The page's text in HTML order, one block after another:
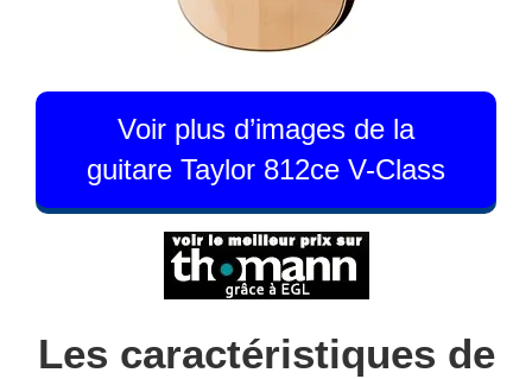
Voir plus d’images de la
guitare Taylor 812ce V-Class
Les caractéristiques de